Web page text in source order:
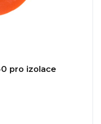
pro izolace